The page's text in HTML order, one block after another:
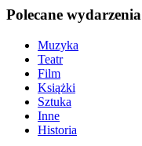
Polecane wydarzenia
Muzyka
Teatr
Film
Książki
Sztuka
Inne
Historia